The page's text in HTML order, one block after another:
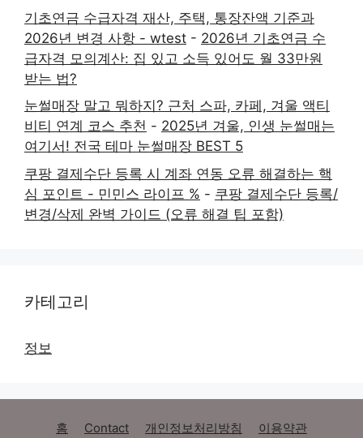
기초연금 수급자격 재산, 주택, 통장잔액 기준과
2026년 변경 사항 - wtest - 2026년 기초연금 수
급자격 모의계산: 집 있고 소득 있어도 월 33만원
받는 법?
눈썰매장 말고 뭐하지? 근처 스파, 카페, 겨울 액티
비티 연계 코스 추천 - 2025년 겨울, 인생 눈썰매는
여기서! 전국 테마 눈썰매장 BEST 5
쿠팡 결제수단 등록 시 계좌 연동 오류 해결하는 핵
심 포인트 - 민민스 라이프 % - 쿠팡 결제수단 등록/
변경/삭제 완벽 가이드 (오류 해결 팁 포함)
카테고리
정보
홈 Contact 개인정보처리방침 이용약관